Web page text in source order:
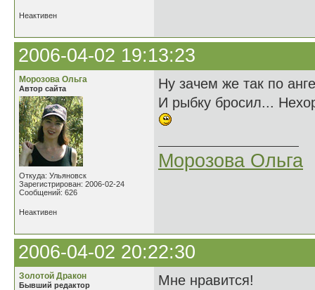
Неактивен
2006-04-02 19:13:23
Морозова Ольга
Автор сайта
Откуда: Ульяновск
Зарегистрирован: 2006-02-24
Сообщений: 626
Ну зачем же так по
И рыбку бросил...
Морозова Ольга
Неактивен
2006-04-02 20:22:30
Золотой Дракон
Бывший редактор Мне нравится!